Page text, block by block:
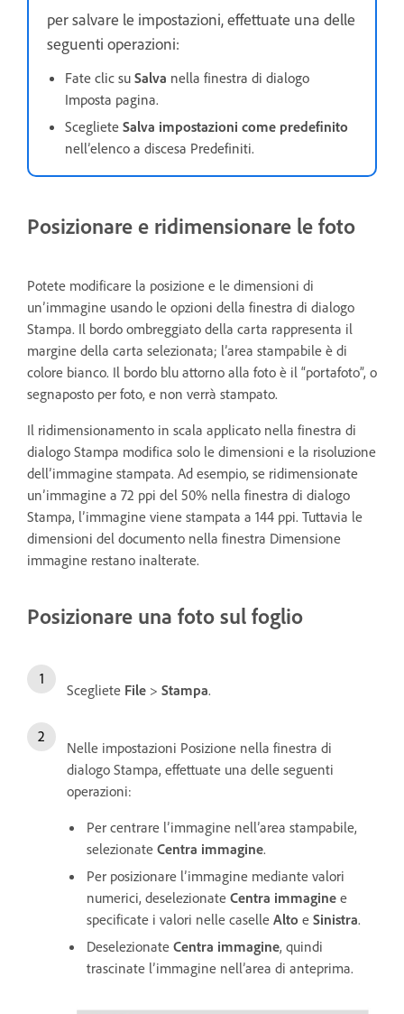
per salvare le impostazioni, effettuate una delle
seguenti operazioni:
Fate clic su Salva nella finestra di dialogo
Imposta pagina.
Scegliete Salva impostazioni come predefinito
nell’elenco a discesa Predefiniti.
Posizionare e ridimensionare le foto
Potete modificare la posizione e le dimensioni di
un’immagine usando le opzioni della finestra di dialogo
Stampa. Il bordo ombreggiato della carta rappresenta il
margine della carta selezionata; l’area stampabile è di
colore bianco. Il bordo blu attorno alla foto è il “portafoto”, o
segnaposto per foto, e non verrà stampato.
Il ridimensionamento in scala applicato nella finestra di
dialogo Stampa modifica solo le dimensioni e la risoluzione
dell’immagine stampata. Ad esempio, se ridimensionate
un’immagine a 72 ppi del 50% nella finestra di dialogo
Stampa, l’immagine viene stampata a 144 ppi. Tuttavia le
dimensioni del documento nella finestra Dimensione
immagine restano inalterate.
Posizionare una foto sul foglio
Scegliete File > Stampa.
Nelle impostazioni Posizione nella finestra di
dialogo Stampa, effettuate una delle seguenti
operazioni:
Per centrare l’immagine nell’area stampabile,
selezionate Centra immagine.
Per posizionare l’immagine mediante valori
numerici, deselezionate Centra immagine e
specificate i valori nelle caselle Alto e Sinistra.
Deselezionate Centra immagine, quindi
trascinate l’immagine nell’area di anteprima.